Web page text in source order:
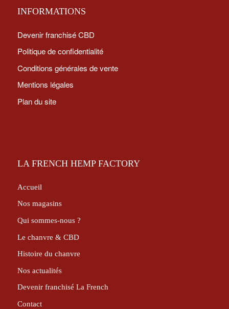
INFORMATIONS
Devenir franchisé CBD
Politique de confidentialité
Conditions générales de vente
Mentions légales
Plan du site
LA FRENCH HEMP FACTORY
Accueil
Nos magasins
Qui sommes-nous ?
Le chanvre & CBD
Histoire du chanvre
Nos actualités
Devenir franchisé La French
Contact